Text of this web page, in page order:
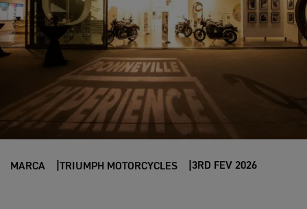
MARCA TRIUMPH MOTORCYCLES 3RD FEV 2026